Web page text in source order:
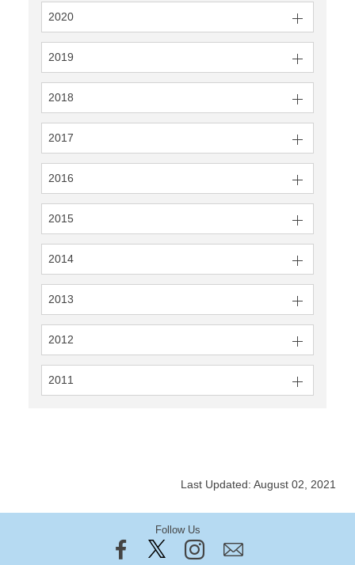
2020
2019
2018
2017
2016
2015
2014
2013
2012
2011
Last Updated: August 02, 2021
Follow Us